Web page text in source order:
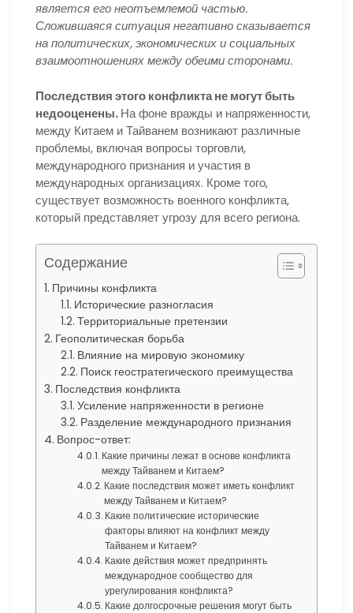
является его неотъемлемой частью.
Сложившаяся ситуация негативно сказывается
на политических, экономических и социальных
взаимоотношениях между обеими сторонами.
Последствия этого конфликта не могут быть
недооценены.На фоне вражды и напряженности,
между Китаем и Тайванем возникают различные
проблемы, включая вопросы торговли,
международного признания и участия в
международных организациях. Кроме того,
существует возможность военного конфликта,
который представляет угрозу для всего региона.
Содержание
Причины конфликта
Исторические разногласия
Территориальные претензии
Геополитическая борьба
Влияние на мировую экономику
Поиск геостратегического преимущества
Последствия конфликта
Усиление напряженности в регионе
Разделение международного признания
Вопрос-ответ:
Какие причины лежат в основе конфликта
между Тайванем и Китаем?
Какие последствия может иметь конфликт
между Тайванем и Китаем?
Какие политические исторические
факторы влияют на конфликт между
Тайванем и Китаем?
Какие действия может предпринять
международное сообщество для
урегулирования конфликта?
Какие долгосрочные решения могут быть